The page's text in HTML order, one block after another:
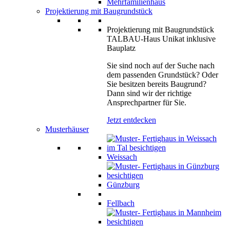
Mehrfamilienhaus
Projektierung mit Baugrundstück
Projektierung mit Baugrundstück
TALBAU-Haus Unikat inklusive
Bauplatz
Sie sind noch auf der Suche nach
dem passenden Grundstück? Oder
Sie besitzen bereits Baugrund?
Dann sind wir der richtige
Ansprechpartner für Sie.
Jetzt entdecken
Musterhäuser
Weissach
Günzburg
Fellbach